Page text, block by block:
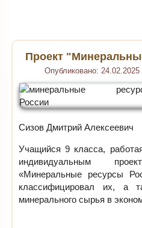
Проект
Опубликовано: 24.02.2025
Сизов Дмитрий Алексеевич
Учащийся 9 класса,
индивидуальным
«Минеральные ресурсы
классифицировал их, а
минерального сырья в